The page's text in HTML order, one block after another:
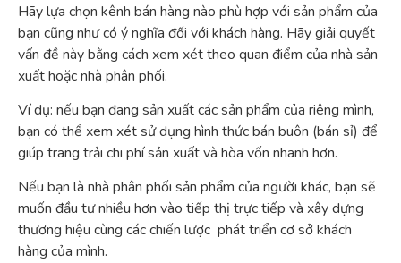
Hãy lựa chọn kênh bán hàng nào phù hợp với sản phẩm của
bạn cũng như có ý nghĩa đối với khách hàng. Hãy giải quyết
vấn đề này bằng cách xem xét theo quan điểm của nhà sản
xuất hoặc nhà phân phối.
Ví dụ: nếu bạn đang sản xuất các sản phẩm của riêng mình,
bạn có thể xem xét sử dụng hình thức bán buôn (bán sỉ) để
giúp trang trải chi phí sản xuất và hòa vốn nhanh hơn.
Nếu bạn là nhà phân phối sản phẩm của người khác, bạn sẽ
muốn đầu tư nhiều hơn vào tiếp thị trực tiếp và xây dựng
thương hiệu cùng các chiến lược phát triển cơ sở khách
hàng của mình.